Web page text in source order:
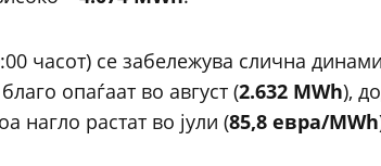
часот) се забележува слична
опаѓаат во август (2.632 MWh),
нагло растат во јули (85,8 евра/MWh